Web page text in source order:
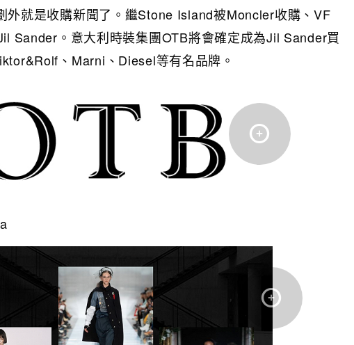
外就是收購新聞了。繼Stone Island被Moncler收購、VF
Sander。意大利時裝集團OTB將會確定成為Jil Sander買
、Marni、Diesel等有名品牌。